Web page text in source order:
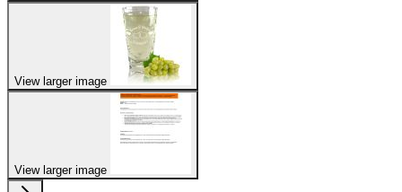
View larger image
View larger image